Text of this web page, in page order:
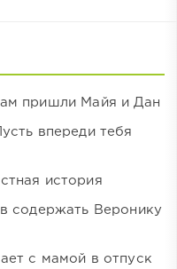
пришли Майя и Дан
впереди тебя
история
содержать Веронику
с мамой в отпуск